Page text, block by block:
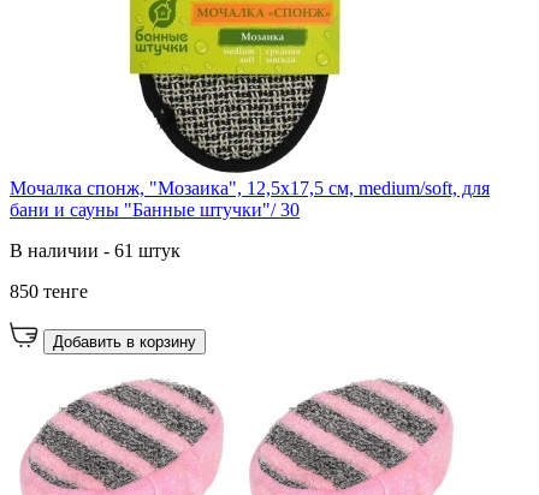
Мочалка спонж, "Мозаика", 12,5х17,5 см, medium/soft, для
бани и сауны "Банные штучки"/ 30
В наличии - 61 штук
850 тенге
Добавить в корзину